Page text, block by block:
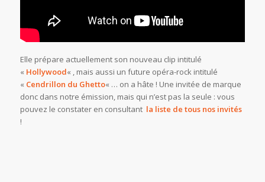
Elle prépare actuellement son nouveau clip intitulé
« Hollywood« , mais aussi un future opéra-rock intitulé
« Cendrillon du Ghetto« … on a hâte ! Une invitée de marque
donc dans notre émission, mais qui n’est pas la seule : vous
pouvez le constater en consultant la liste de tous nos invités
!